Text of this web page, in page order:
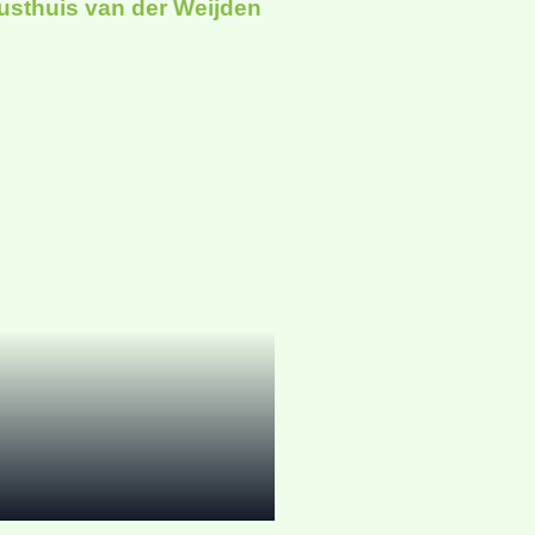
van der Weijden